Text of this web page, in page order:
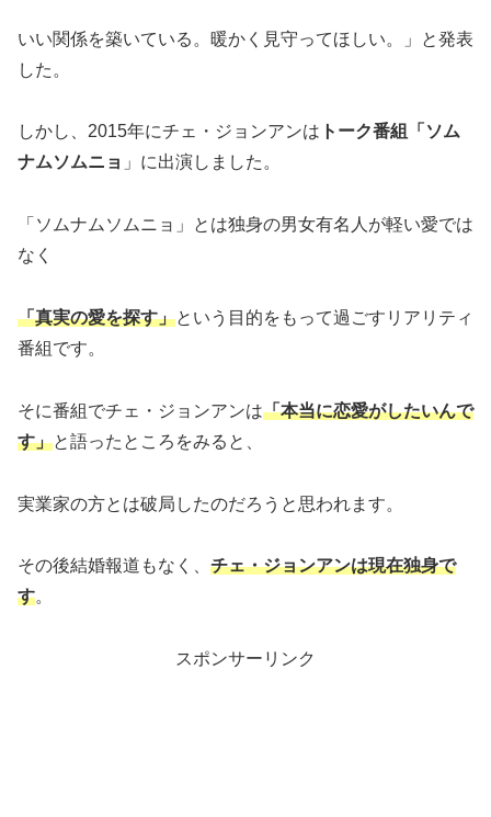
いい関係を築いている。暖かく見守ってほしい。」と発表
した。
しかし、2015年にチェ・ジョンアンは トーク番組「ソム
ナムソムニョ 」に出演しました。
「ソムナムソムニョ」とは独身の男女有名人が軽い愛では
なく
「真実の愛を探す」という目的をもって過ごすリアリティ
番組です。
そに番組でチェ・ジョンアンは「本当に恋愛がしたいんで
す」と語ったところをみると、
実業家の方とは破局したのだろうと思われます。
その後結婚報道もなく、 チェ・ジョンアンは現在独身で
す。
スポンサーリンク